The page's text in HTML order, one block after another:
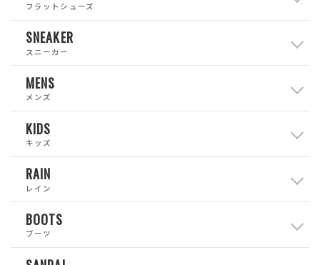
フラットシューズ
SNEAKER
スニーカー
MENS
メンズ
KIDS
キッズ
RAIN
レイン
BOOTS
ブーツ